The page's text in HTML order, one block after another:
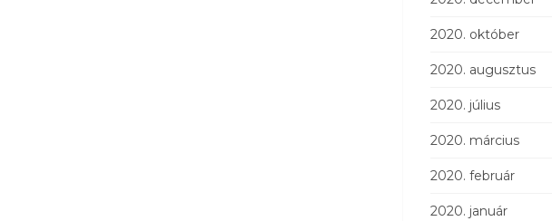
2020. október
2020. augusztus
2020. július
2020. március
2020. február
2020. január